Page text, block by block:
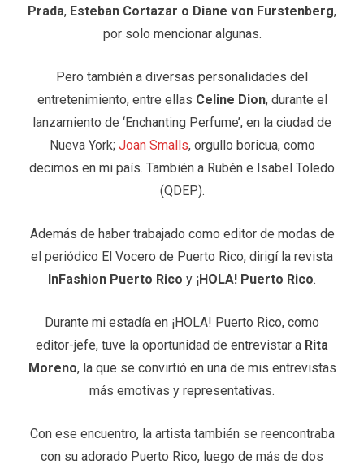
Prada, Esteban Cortazar o Diane von Furstenberg,
por solo mencionar algunas.
Pero también a diversas personalidades del
entretenimiento, entre ellas Celine Dion, durante el
lanzamiento de ‘Enchanting Perfume’, en la ciudad de
Nueva York; Joan Smalls, orgullo boricua, como
decimos en mi país. También a Rubén e Isabel Toledo
(QDEP).
Además de haber trabajado como editor de modas de
el periódico El Vocero de Puerto Rico, dirigí la revista
InFashion Puerto Rico y ¡HOLA! Puerto Rico.
Durante mi estadía en ¡HOLA! Puerto Rico, como
editor-jefe, tuve la oportunidad de entrevistar a Rita
Moreno, la que se convirtió en una de mis entrevistas
más emotivas y representativas.
Con ese encuentro, la artista también se reencontraba
con su adorado Puerto Rico, luego de más de dos